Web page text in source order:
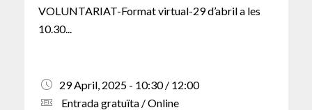
VOLUNTARIAT-Format virtual-29 d’abril a les
10.30...
29 April, 2025 - 10:30 / 12:00
Entrada gratuïta / Online